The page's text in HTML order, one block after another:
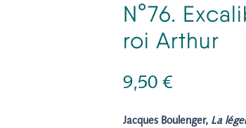
N°76.
roi Arthur
9,50 €
Jacques Boulenger, La